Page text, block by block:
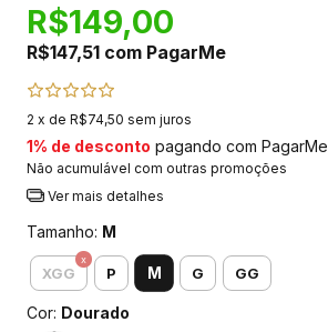
R$149,00
R$147,51 com PagarMe
2 x de R$74,50 sem juros
1% de desconto pagando com PagarMe
Não acumulável com outras promoções
Ver mais detalhes
Tamanho: M
XGG P M G GG
Cor: Dourado